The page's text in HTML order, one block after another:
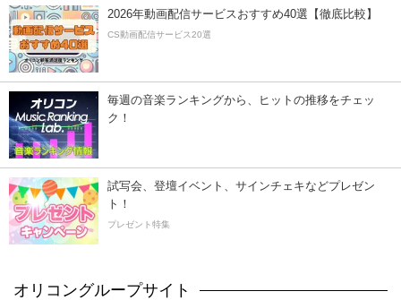
2026年動画配信サービスおすすめ40選【徹底比較】
CS動画配信サービス20選
毎週の音楽ランキングから、ヒットの推移をチェッ
ク！
試写会、登壇イベント、サインチェキなどプレゼン
ト！
プレゼント特集
オリコングループサイト